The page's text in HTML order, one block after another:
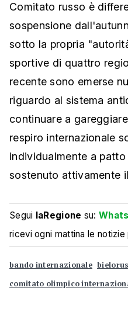
Comitato russo è
sospensione
sotto la propria
sportive di quattro
recente sono emerse
riguardo al sistema
continuare a
respiro internazionale
individualmente a
sostenuto attivamente
Segui laRegione su:
ricevi ogni mattina le notizie
bando internazionale
comitato olimpico